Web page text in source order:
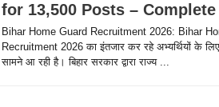
for 13,500 Posts –
Bihar Home Guard Recruitment 2026: Bihar
Recruitment 2026 का इंतजार कर रहे अभ्यर्थियों के
सामने आ रही है। बिहार सरकार द्वारा राज्य ...